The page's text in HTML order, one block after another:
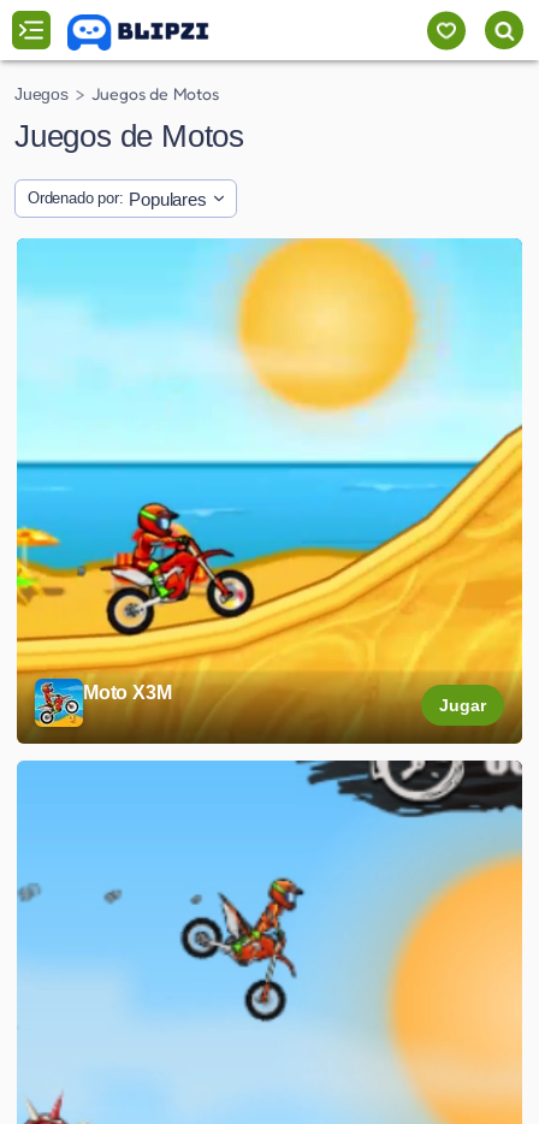
Juegos Juegos de Motos
Juegos de Motos
Ordenado por: Populares
Moto X3M
Jugar